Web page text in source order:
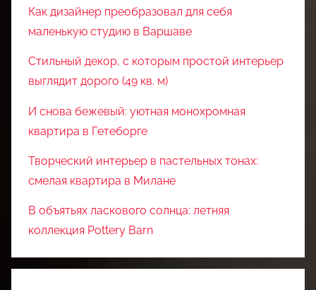
Как дизайнер преобразовал для себя
маленькую студию в Варшаве
Стильный декор, с которым простой интерьер
выглядит дорого (49 кв. м)
И снова бежевый: уютная монохромная
квартира в Гетеборге
Творческий интерьер в пастельных тонах:
смелая квартира в Милане
В объятьях ласкового солнца: летняя
коллекция Pottery Barn